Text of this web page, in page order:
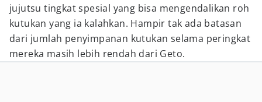
jujutsu tingkat spesial yang bisa mengendalikan roh
kutukan yang ia kalahkan. Hampir tak ada batasan
dari jumlah penyimpanan kutukan selama peringkat
mereka masih lebih rendah dari Geto.